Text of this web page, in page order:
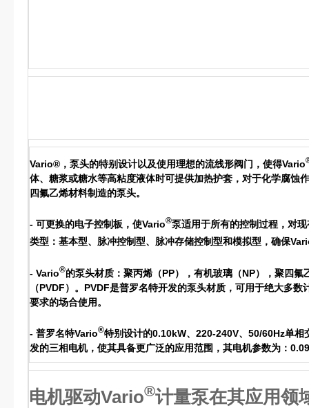
Vario®，泵头的特别设计以及使用理想的流线形阀门，使得Vario
体、糖浆或糖水等高粘度液体时可提供加热护套，对于化学腐蚀
四氟乙烯材料制造的泵头。
- 可更换的电子控制板，使Vario®泵适用于所有的控制过程，对
类型：基本型、脉冲控制型、脉冲存储控制型和模拟型，确保
- Vario®的泵头材质：聚丙烯（PP），有机玻璃（NP），聚四
（PVDF）。PVDF是普罗名特开发的泵头材质，可用于绝大多
要求的场合使用。
- 普罗名特Vario®特别设计的0.10kW、220-240V、50/60Hz单
发的三相电机，使其具备更广泛的应用范围，其电机参数为：
电机驱动Vario®计量泵在其应用领